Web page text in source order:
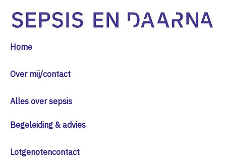
Home
Over mij/contact
Alles over sepsis
Begeleiding & advies
Lotgenotencontact